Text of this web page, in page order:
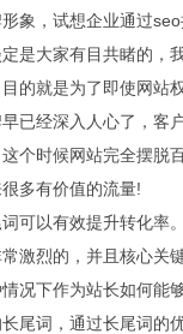
象，试想企业通过
是大家有目共睹的，
的就是为了即使网站
已经深入人心了，客
个时候网站完全摆脱
多有价值的流量!
以有效提升转化率
激烈的，并且核心关
况下作为站长如何能
尾词，通过长尾词的